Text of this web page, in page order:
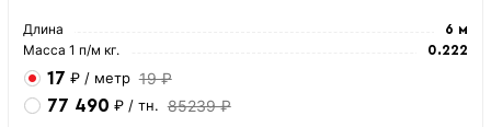
Длина 6 м
Масса 1 п/м кг. 0.222
17 ₽ / метр 19 ₽
77 490 ₽ / тн. 85239 ₽